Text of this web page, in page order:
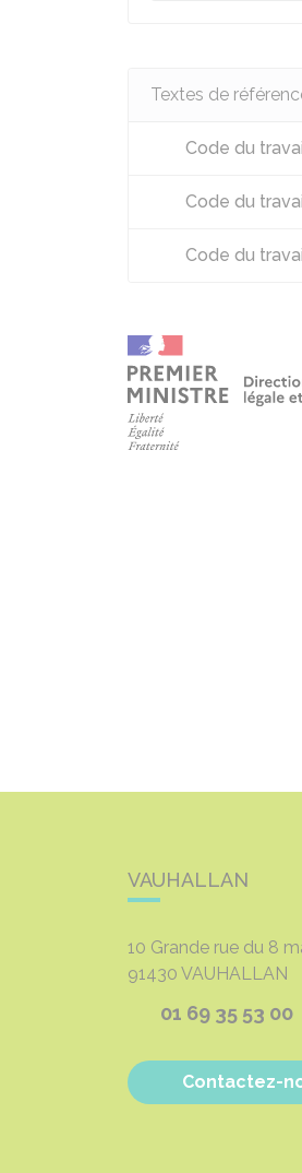
Textes de
Code du
Code du
Code du
VAUHALLAN
10 Grande rue du 8
91430 VAUHALLAN
01 69 35 53 00
Contactez-